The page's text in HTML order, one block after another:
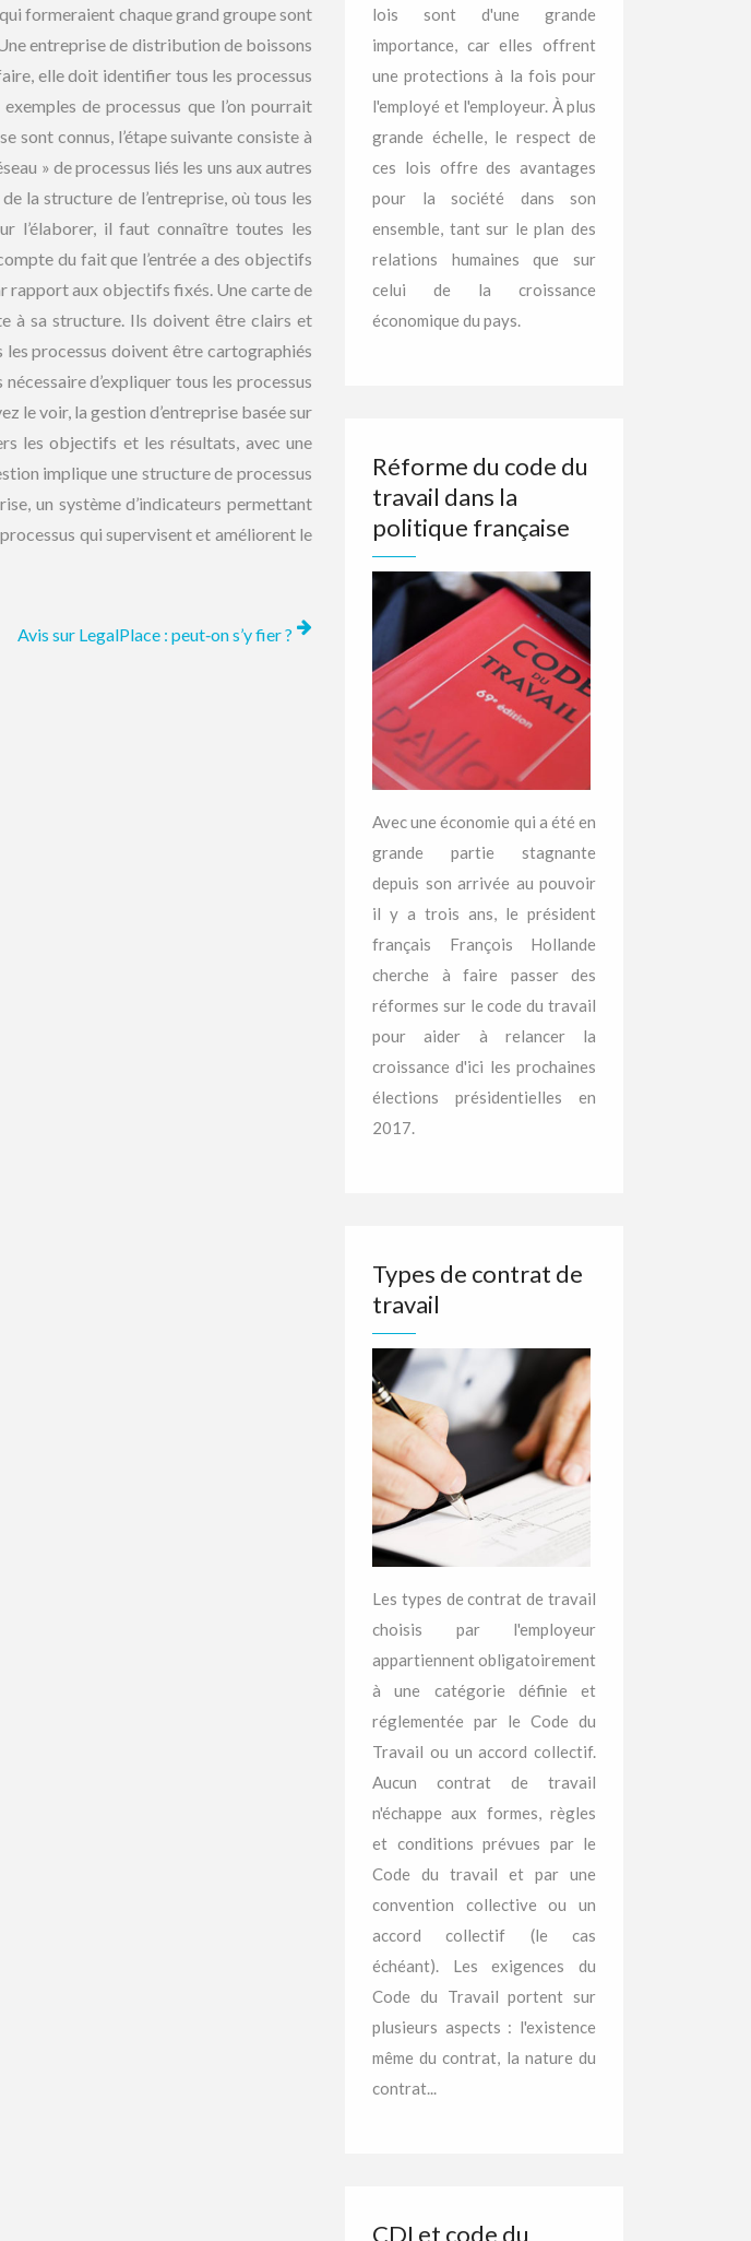
formeraient chaque grand groupe sont
entreprise de distribution de boissons
elle doit identifier tous les processus
de processus que l’on pourrait
sont connus, l’étape suivante consiste à
» de processus liés les uns aux autres
la structure de l’entreprise, où tous les
l’élaborer, il faut connaître toutes les
du fait que l’entrée a des objectifs
rapport aux objectifs fixés. Une carte de
à sa structure. Ils doivent être clairs et
processus doivent être cartographiés
d’expliquer tous les processus
le voir, la gestion d’entreprise basée sur
les objectifs et les résultats, avec une
implique une structure de processus
un système d’indicateurs permettant
qui supervisent et améliorent le
Avis sur LegalPlace : peut‑on s’y fier ?
lois sont d'une grande
importance, car elles offrent
une protections à la fois pour
l'employé et l'employeur. À plus
grande échelle, le respect de
ces lois offre des avantages
pour la société dans son
ensemble, tant sur le plan des
relations humaines que sur
celui de la croissance
économique du pays.
Réforme du code du
travail dans la
politique française
Avec une économie qui a été en
grande partie stagnante
depuis son arrivée au pouvoir
il y a trois ans, le président
français François Hollande
cherche à faire passer des
réformes sur le code du travail
pour aider à relancer la
croissance d'ici les prochaines
élections présidentielles en
2017.
Types de contrat de
travail
Les types de contrat de travail
choisis par l'employeur
appartiennent obligatoirement
à une catégorie définie et
réglementée par le Code du
Travail ou un accord collectif.
Aucun contrat de travail
n'échappe aux formes, règles
et conditions prévues par le
Code du travail et par une
convention collective ou un
accord collectif (le cas
échéant). Les exigences du
Code du Travail portent sur
plusieurs aspects : l'existence
même du contrat, la nature du
contrat...
CDI et code du